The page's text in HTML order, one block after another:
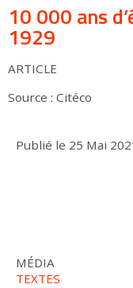
10 000 ans
1929
ARTICLE
Source : Citéco
Publié le 25 Mai
MÉDIA
TEXTES